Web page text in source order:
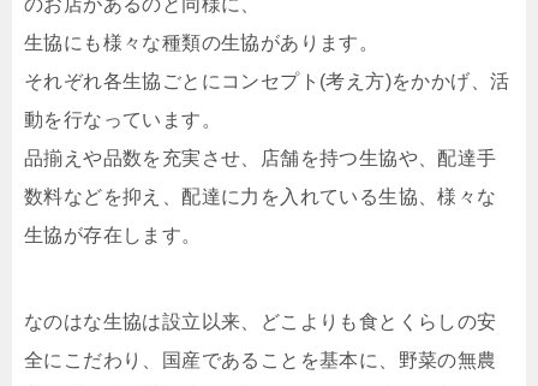
生協にも様々な種類の生協があります。
それぞれ各生協ごとにコンセプト(考え方)をかかげ、活
動を行なっています。
品揃えや品数を充実させ、店舗を持つ生協や、配達手
数料などを抑え、配達に力を入れている生協、様々な
生協が存在します。
なのはな生協は設立以来、どこよりも食とくらしの安
全にこだわり、国産であることを基本に、野菜の無農